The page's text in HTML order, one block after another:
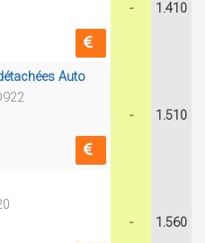
- 1.410
Auto
- 1.510
- 1.560